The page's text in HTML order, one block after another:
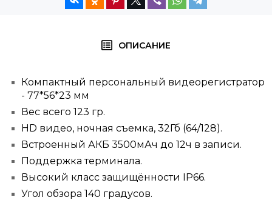
ОПИСАНИЕ
Компактный персональный видеорегистратор
- 77*56*23 мм
Вес всего 123 гр.
HD видео, ночная съемка, 32Гб (64/128).
Встроенный АКБ 3500мАч до 12ч в записи.
Поддержка терминала.
Высокий класс защищённости IP66.
Угол обзора 140 градусов.